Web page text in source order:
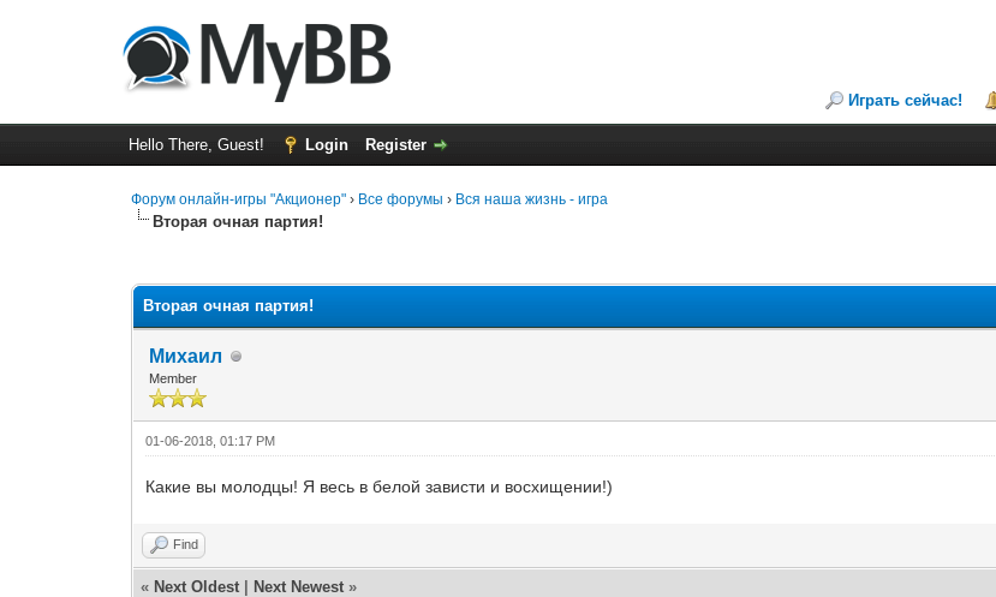
Играть сейчас!
Hello There, Guest! Login Register
Форум онлайн-игры "Акционер" › Все форумы › Вся наша жизнь - игра
Вторая очная партия!
Вторая очная партия!
Михаил
Member
01-06-2018, 01:17 PM
Какие вы молодцы! Я весь в белой зависти и восхищении!)
Find
« Next Oldest Next Newest »